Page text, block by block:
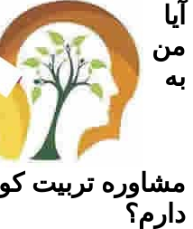
آیا
من
به
مشاوره تربیت
دارم؟